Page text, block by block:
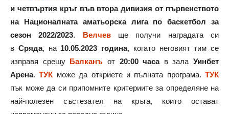
и четвъртия кръг във втора дивизия от първенството
на Националната аматьорска лига по баскетбол за
сезон 2022/2023. Велчевще получи наградата си
в Сряда, на 10.05.2023 година, когато неговият тим се
изправя срещу Балканъ от 20:00 часав зала Уинбет
Арена.ТУК може да откриете и пълната програма. ТУК
пък може да си припомните критериите за определяне на
най-полезен състезател на кръга, които остават